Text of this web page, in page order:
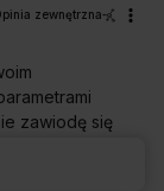
zewnętrzna
zawiodę się